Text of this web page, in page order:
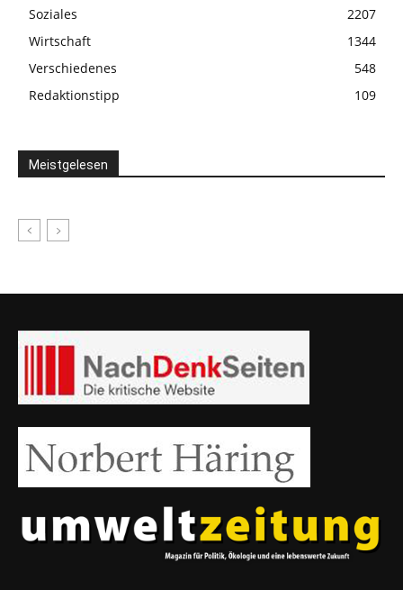
Soziales
2207
Wirtschaft
1344
Verschiedenes
548
Redaktionstipp
109
Meistgelesen